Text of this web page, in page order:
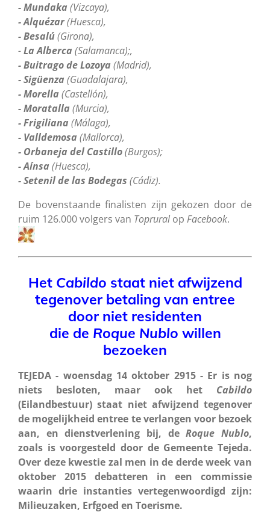
- Mundaka (Vizcaya),
- Alquézar(Huesca),
- Besalú(Girona),
-La Alberca (Salamanca);,
- Buitrago de Lozoya (Madrid),
- Sigüenza (Guadalajara),
- Morella (Castellón),
- Moratalla (Murcia),
- Frigiliana (Málaga),
- Valldemosa (Mallorca),
- Orbaneja del Castillo(Burgos);
- Aínsa (Huesca),
- Setenil de las Bodegas (Cádiz).
De bovenstaande finalisten zijn gekozen door de
ruim 126.000 volgers van Topruralop Facebook.
Het Cabildo staat niet afwijzend
tegenover betaling van entree
door niet residenten
die de Roque Nublo willen
bezoeken
TEJEDA - woensdag 14 oktober 2915 - Er is nog
niets besloten, maar ook het Cabildo
(Eilandbestuur) staat niet afwijzend tegenover
de mogelijkheid entree te verlangen voor bezoek
aan, en dienstverlening bij, deRoque Nublo,
zoals is voorgesteld door de Gemeente Tejeda.
Over deze kwestie zal men in de derde week van
oktober 2015 debatteren in een commissie
waarin drie instanties vertegenwoordigd zijn:
Milieuzaken, Erfgoed en Toerisme.